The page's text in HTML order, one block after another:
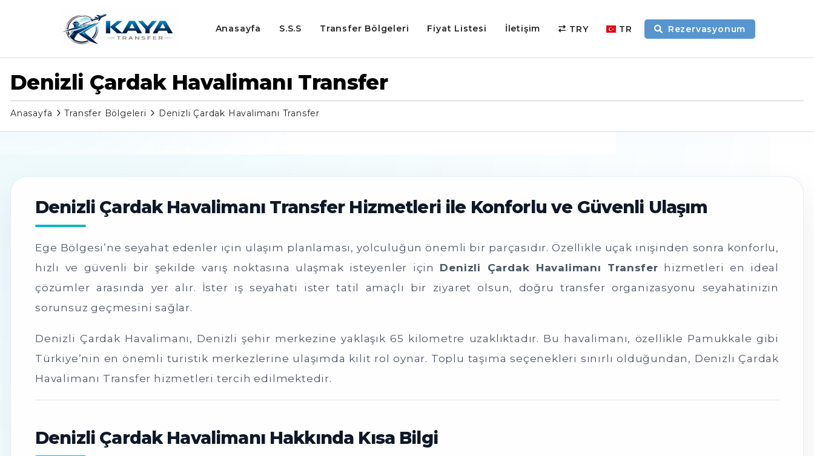
Anasayfa S.S.S Transfer Bölgeleri Fiyat Listesi İletişim TRY TR Rezervasyonum
Denizli Çardak Havalimanı Transfer
Anasayfa Transfer Bölgeleri Denizli Çardak Havalimanı Transfer
Denizli Çardak Havalimanı Transfer Hizmetleri ile Konforlu ve Güvenli Ulaşım
Ege Bölgesi’ne seyahat edenler için ulaşım planlaması, yolculuğun önemli bir parçasıdır. Özellikle uçak inişinden sonra konforlu,
hızlı ve güvenli bir şekilde varış noktasına ulaşmak isteyenler için Denizli Çardak Havalimanı Transfer hizmetleri en ideal
çözümler arasında yer alır. İster iş seyahati ister tatil amaçlı bir ziyaret olsun, doğru transfer organizasyonu seyahatinizin
sorunsuz geçmesini sağlar.
Denizli Çardak Havalimanı , Denizli şehir merkezine yaklaşık 65 kilometre uzaklıktadır. Bu havalimanı, özellikle Pamukkale gibi
Türkiye’nin en önemli turistik merkezlerine ulaşımda kilit rol oynar. Toplu taşıma seçenekleri sınırlı olduğundan, Denizli Çardak
Havalimanı Transfer hizmetleri tercih edilmektedir.
Denizli Çardak Havalimanı Hakkında Kısa Bilgi